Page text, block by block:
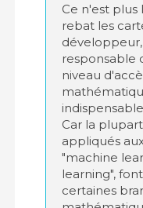
Ce n'est plus
rebat les
responsable
niveau
Car la
appliqués
"machine
learning",
certaines